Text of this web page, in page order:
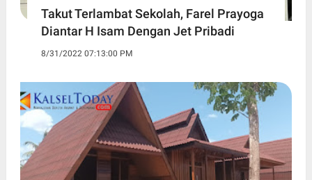
Takut Terlambat Sekolah, Farel Prayoga
Diantar H Isam Dengan Jet Pribadi
8/31/2022 07:13:00 PM